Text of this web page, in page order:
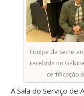
Equipe da
recebida no
certificação
A Sala do Serviço de